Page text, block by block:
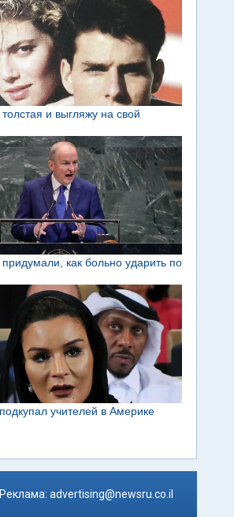
Реклама: advertising@newsru.co.il